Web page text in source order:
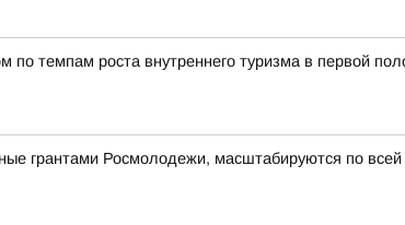
темпам роста внутреннего туризма в первой
грантами Росмолодежи, масштабируются по